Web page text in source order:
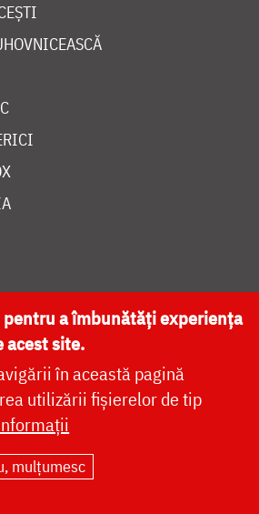
CATEDRALA NAȚIONALĂ
pentru a îmbunătăți experiența
acest site.
în această pagină
utilizării fișierelor de tip
mulțumesc